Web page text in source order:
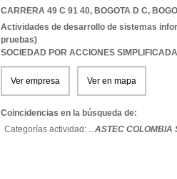
CARRERA 49 C 91 40, BOGOTA D C,
Actividades de desarrollo de sistemas
pruebas)
SOCIEDAD POR ACCIONES SIMPLIFICADA
Ver empresa Ver en mapa
Coincidencias en la búsqueda de:
Categorías actividad: ...ASTEC COLOMBIA